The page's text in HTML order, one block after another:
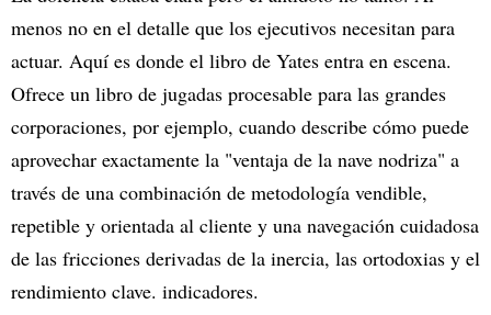
menos no en el detalle que los ejecutivos necesitan para
actuar. Aquí es donde el libro de Yates entra en escena.
Ofrece un libro de jugadas procesable para las grandes
corporaciones, por ejemplo, cuando describe cómo puede
aprovechar exactamente la "ventaja de la nave nodriza" a
través de una combinación de metodología vendible,
repetible y orientada al cliente y una navegación cuidadosa
de las fricciones derivadas de la inercia, las ortodoxias y el
rendimiento clave. indicadores.